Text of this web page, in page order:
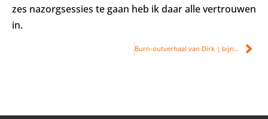
zes nazorgsessies te gaan heb ik daar alle vertrouwen
in.
Burn-outverhaal van Dirk | bijna burn-out